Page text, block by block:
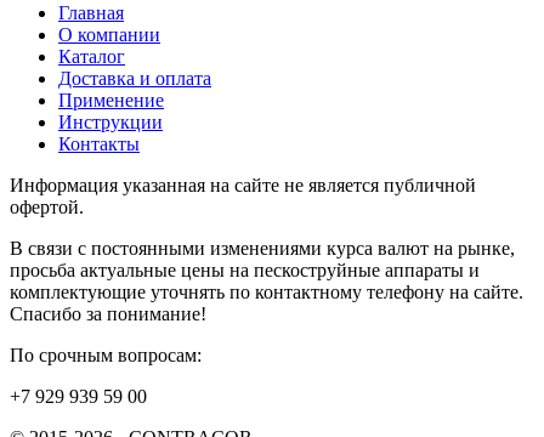
Главная
О компании
Каталог
Доставка и оплата
Применение
Инструкции
Контакты
Информация указанная на сайте не является публичной
офертой.
В связи с постоянными изменениями курса валют на рынке,
просьба актуальные цены на пескоструйные аппараты и
комплектующие уточнять по контактному телефону на сайте.
Спасибо за понимание!
По срочным вопросам:
+7 929 939 59 00